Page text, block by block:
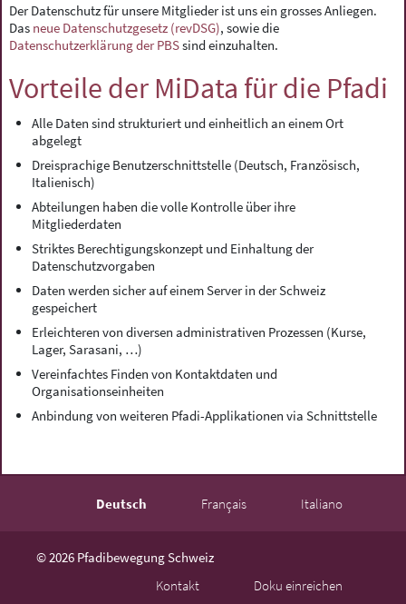
Der Datenschutz für unsere Mitglieder ist uns ein grosses Anliegen.
Das neue Datenschutzgesetz (revDSG), sowie die
Datenschutzerklärung der PBSsind einzuhalten.
Vorteile der MiData für die Pfadi
Alle Daten sind strukturiert und einheitlich an einem Ort
abgelegt
Dreisprachige Benutzerschnittstelle (Deutsch, Französisch,
Italienisch)
Abteilungen haben die volle Kontrolle über ihre
Mitgliederdaten
Striktes Berechtigungskonzept und Einhaltung der
Datenschutzvorgaben
Daten werden sicher auf einem Server in der Schweiz
gespeichert
Erleichteren von diversen administrativen Prozessen (Kurse,
Lager, Sarasani, …)
Vereinfachtes Finden von Kontaktdaten und
Organisationseinheiten
Anbindung von weiteren Pfadi-Applikationen via Schnittstelle
Deutsch Français Italiano
© 2026 Pfadibewegung Schweiz
Kontakt
Doku einreichen